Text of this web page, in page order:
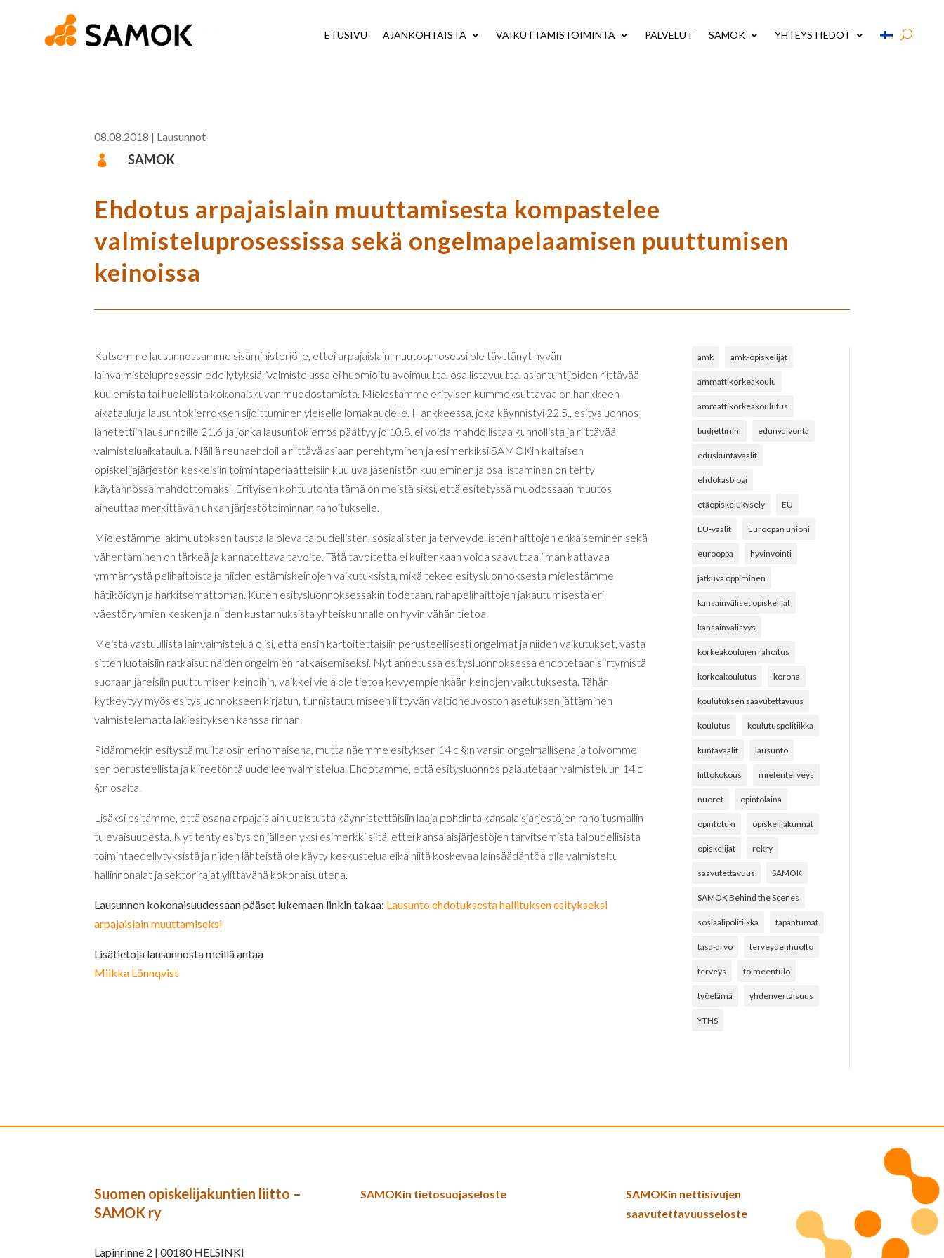
ETUSIVU AJANKOHTAISTA VAIKUTTAMISTOIMINTA PALVELUT SAMOK YHTEYSTIEDOT
08.08.2018 | Lausunnot
 SAMOK
Ehdotus arpajaislain muuttamisesta kompastelee
valmisteluprosessissa sekä ongelmapelaamisen puuttumisen
keinoissa
Katsomme lausunnossamme sisäministeriölle, ettei arpajaislain muutosprosessi ole täyttänyt hyvän
lainvalmisteluprosessin edellytyksiä. Valmistelussa ei huomioitu avoimuutta, osallistavuutta, asiantuntijoiden riittävää
kuulemista tai huolellista kokonaiskuvan muodostamista. Mielestämme erityisen kummeksuttavaa on hankkeen
aikataulu ja lausuntokierroksen sijoittuminen yleiselle lomakaudelle. Hankkeessa, joka käynnistyi 22.5., esitysluonnos
lähetettiin lausunnoille 21.6. ja jonka lausuntokierros päättyy jo 10.8. ei voida mahdollistaa kunnollista ja riittävää
valmisteluaikataulua. Näillä reunaehdoilla riittävä asiaan perehtyminen ja esimerkiksi SAMOKin kaltaisen
opiskelijajärjestön keskeisiin toimintaperiaatteisiin kuuluva jäsenistön kuuleminen ja osallistaminen on tehty
käytännössä mahdottomaksi. Erityisen kohtuutonta tämä on meistä siksi, että esitetyssä muodossaan muutos
aiheuttaa merkittävän uhkan järjestötoiminnan rahoitukselle.
Mielestämme lakimuutoksen taustalla oleva taloudellisten, sosiaalisten ja terveydellisten haittojen ehkäiseminen sekä
vähentäminen on tärkeä ja kannatettava tavoite. Tätä tavoitetta ei kuitenkaan voida saavuttaa ilman kattavaa
ymmärrystä pelihaitoista ja niiden estämiskeinojen vaikutuksista, mikä tekee esitysluonnoksesta mielestämme
hätiköidyn ja harkitsemattoman. Kuten esitysluonnoksessakin todetaan, rahapelihaittojen jakautumisesta eri
väestöryhmien kesken ja niiden kustannuksista yhteiskunnalle on hyvin vähän tietoa.
Meistä vastuullista lainvalmistelua olisi, että ensin kartoitettaisiin perusteellisesti ongelmat ja niiden vaikutukset, vasta
sitten luotaisiin ratkaisut näiden ongelmien ratkaisemiseksi. Nyt annetussa esitysluonnoksessa ehdotetaan siirtymistä
suoraan järeisiin puuttumisen keinoihin, vaikkei vielä ole tietoa kevyempienkään keinojen vaikutuksesta. Tähän
kytkeytyy myös esitysluonnokseen kirjatun, tunnistautumiseen liittyvän valtioneuvoston asetuksen jättäminen
valmistelematta lakiesityksen kanssa rinnan.
Pidämmekin esitystä muilta osin erinomaisena, mutta näemme esityksen 14 c §:n varsin ongelmallisena ja toivomme
sen perusteellista ja kiireetöntä uudelleenvalmistelua. Ehdotamme, että esitysluonnos palautetaan valmisteluun 14 c
§:n osalta.
Lisäksi esitämme, että osana arpajaislain uudistusta käynnistettäisiin laaja pohdinta kansalaisjärjestöjen rahoitusmallin
tulevaisuudesta. Nyt tehty esitys on jälleen yksi esimerkki siitä, ettei kansalaisjärjestöjen tarvitsemista taloudellisista
toimintaedellytyksistä ja niiden lähteistä ole käyty keskustelua eikä niitä koskevaa lainsäädäntöä olla valmisteltu
hallinnonalat ja sektorirajat ylittävänä kokonaisuutena.
Lausunnon kokonaisuudessaan pääset lukemaan linkin takaa: Lausunto ehdotuksesta hallituksen esitykseksi
arpajaislain muuttamiseksi
Lisätietoja lausunnosta meillä antaa
Miikka Lönnqvist
amk amk-opiskelijat
ammattikorkeakoulu
ammattikorkeakoulutus
budjettiriihi edunvalvonta
eduskuntavaalit
ehdokasblogi
etäopiskelukysely EU
EU-vaalit Euroopan unioni
eurooppa hyvinvointi
jatkuva oppiminen
kansainväliset opiskelijat
kansainvälisyys
korkeakoulujen rahoitus
korkeakoulutus korona
koulutuksen saavutettavuus
koulutus koulutuspolitiikka
kuntavaalit lausunto
liittokokous mielenterveys
nuoret opintolaina
opintotuki opiskelijakunnat
opiskelijat rekry
saavutettavuus SAMOK
SAMOK Behind the Scenes
sosiaalipolitiikka tapahtumat
tasa-arvo terveydenhuolto
terveys toimeentulo
työelämä yhdenvertaisuus
YTHS
Suomen opiskelijakuntien liitto –
SAMOK ry
Lapinrinne 2 | 00180 HELSINKI
SAMOKin tietosuojaseloste
SAMOKin nettisivujen
saavutettavuusseloste